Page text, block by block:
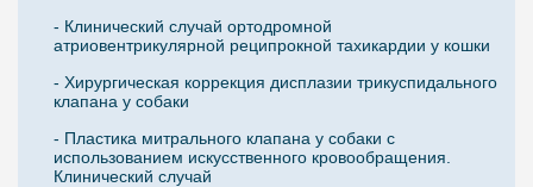
- Клинический случай ортодромной
атриовентрикулярной реципрокной тахикардии у кошки
- Хирургическая коррекция дисплазии трикуспидального
клапана у собаки
- Пластика митрального клапана у собаки с
использованием искусственного кровообращения.
Клинический случай